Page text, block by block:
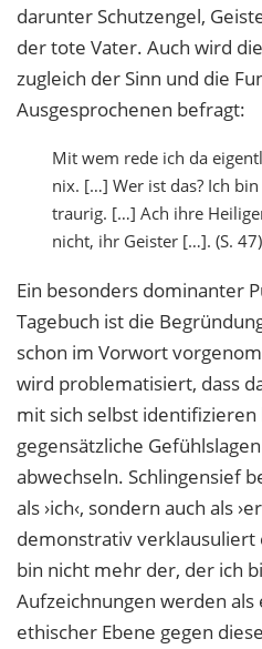
darunter Schutzengel,
der tote Vater. Auch wird
zugleich der Sinn und die
Ausgesprochenen befragt:
Mit wem rede ich da
nix. […] Wer ist das? Ich
traurig. […] Ach ihre
nicht, ihr Geister […]. (S. 47)
Ein besonders dominanter
Tagebuch ist die
schon im Vorwort
wird problematisiert, dass
mit sich selbst identifizieren
gegensätzliche
abwechseln. Schlingensief
als ›ich‹, sondern auch als
demonstrativ verklausuliert
bin nicht mehr der, der ich
Aufzeichnungen werden
ethischer Ebene gegen